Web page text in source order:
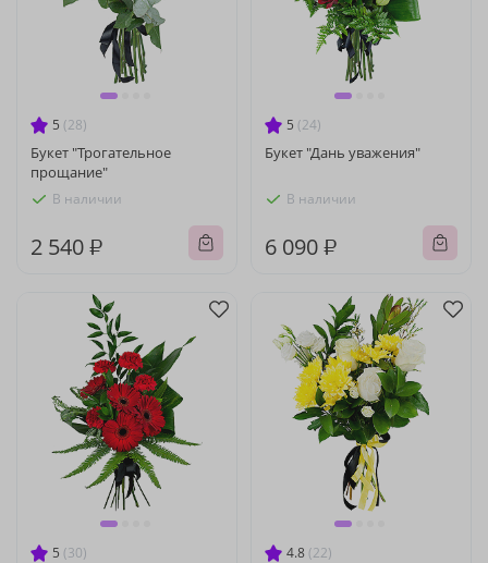
5 (28)
Букет "Трогательное
прощание"
В наличии
2 540 ₽
5 (24)
Букет "Дань уважения"
В наличии
6 090 ₽
5 (30) 4.8 (22)